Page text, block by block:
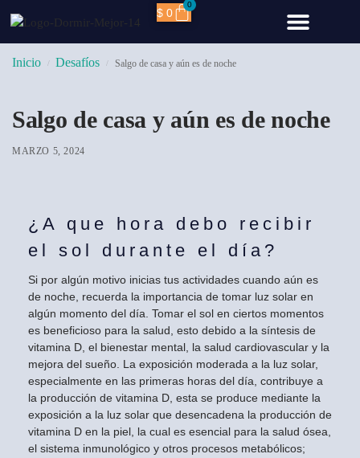
$0
0
Inicio / Desafíos / Salgo de casa y aún es de noche
Salgo de casa y aún es de noche
MARZO 5, 2024
¿A que hora debo recibir
el sol durante el día?
Si por algún motivo inicias tus actividades cuando aún es
de noche, recuerda la importancia de tomar luz solar en
algún momento del día. Tomar el sol en ciertos momentos
es beneficioso para la salud, esto debido a la síntesis de
vitamina D, el bienestar mental, la salud cardiovascular y la
mejora del sueño. La exposición moderada a la luz solar,
especialmente en las primeras horas del día, contribuye a
la producción de vitamina D, esta se produce mediante la
exposición a la luz solar que desencadena la producción de
vitamina D en la piel, la cual es esencial para la salud ósea,
el sistema inmunológico y otros procesos metabólicos;